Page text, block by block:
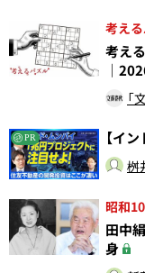
考え
考え
｜
「
PR 【イ
桝
昭和
田中
身